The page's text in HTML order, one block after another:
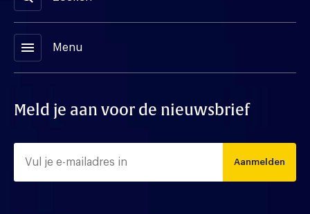
menu Menu
Meld je aan voor de nieuwsbrief
Aanmelden